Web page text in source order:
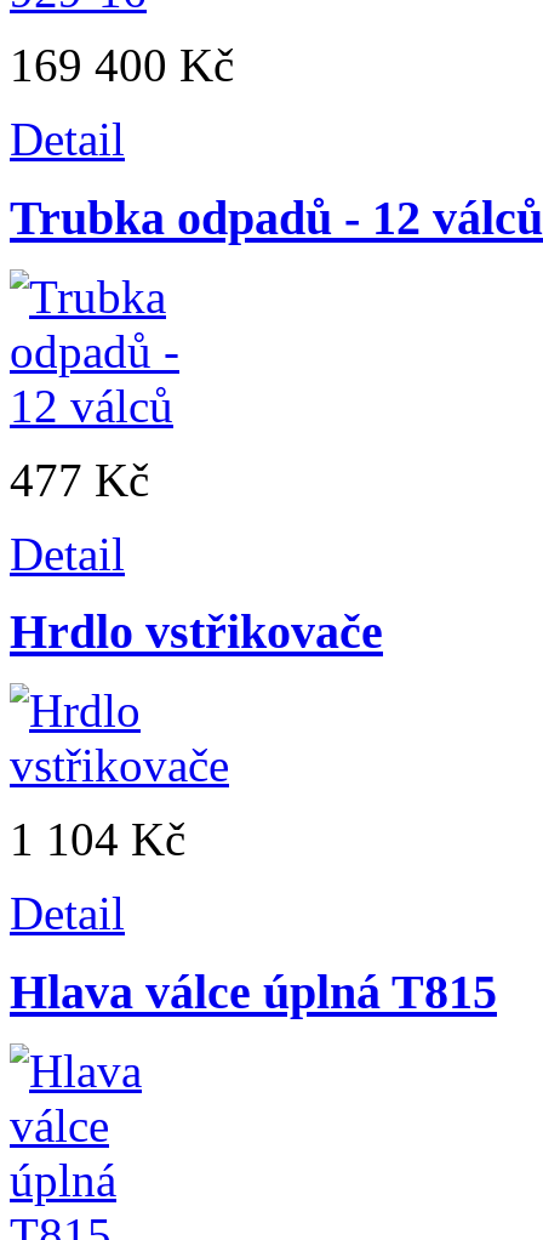
169 400 Kč
Detail
Trubka odpadů - 12 válců
477 Kč
Detail
Hrdlo vstřikovače
1 104 Kč
Detail
Hlava válce úplná T815